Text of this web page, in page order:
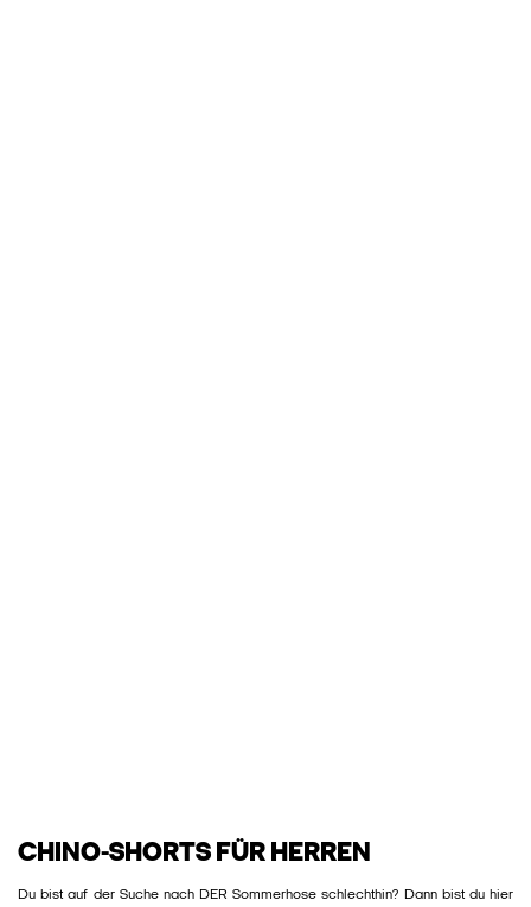
CHINO-SHORTS FÜR HERREN
Du bist auf der Suche nach DER Sommerhose schlechthin? Dann bist du hier